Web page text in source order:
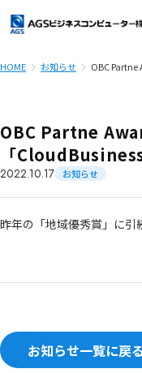
ＡＧＳビジネスコン
会社情報
マージン率
サービス案内
（ワンストップサー
導入事例
HOME お知らせ OBC Partne
OBC Partne
「
2022.10.17 お知らせ
昨年の「地域優秀賞」に引
お知らせ一覧に戻る